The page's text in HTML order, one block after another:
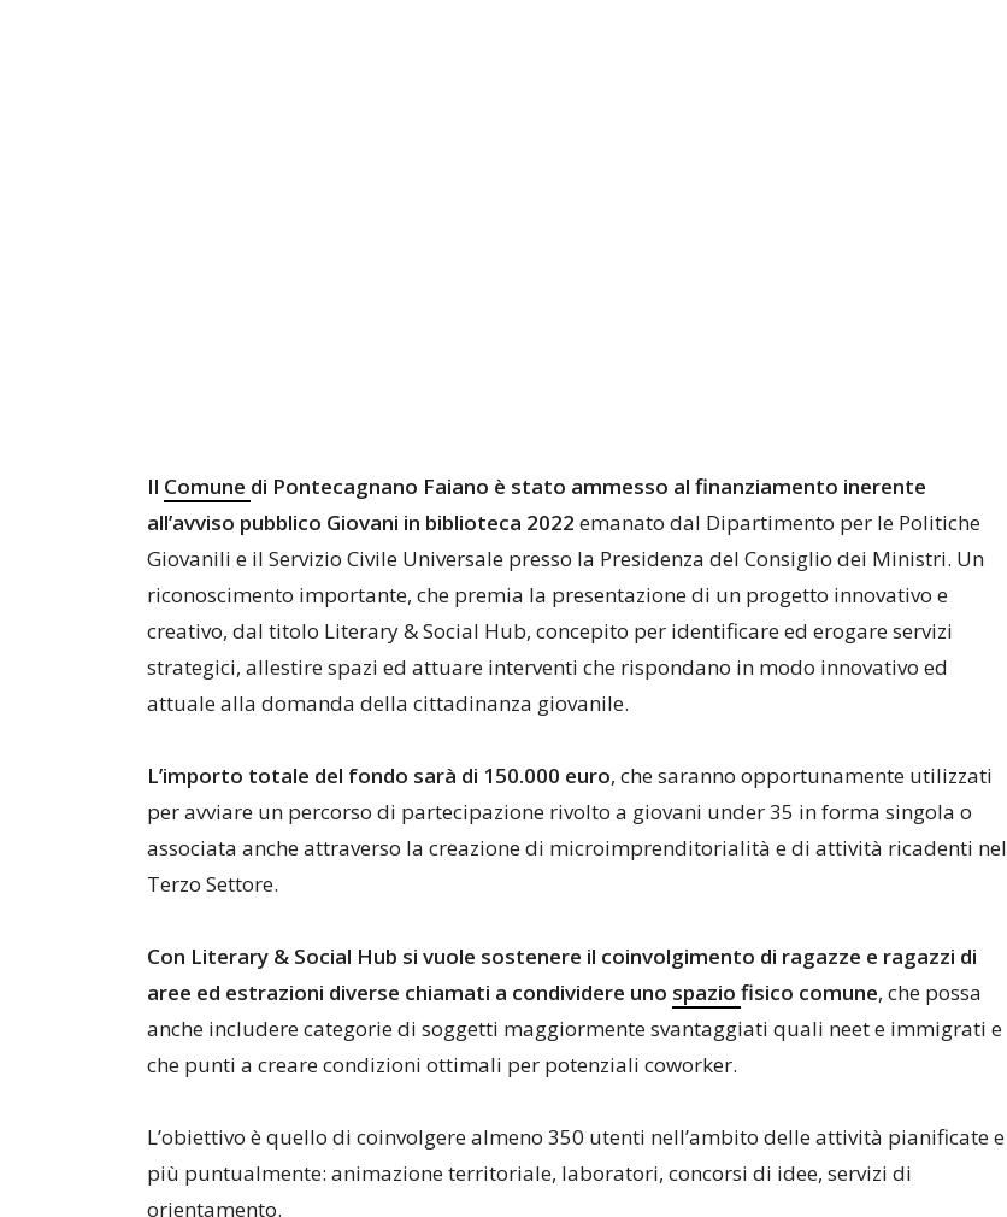
Il Comune di Pontecagnano Faiano è stato ammesso al finanziamento inerente
all’avviso pubblico Giovani in biblioteca 2022 emanato dal Dipartimento per le Politiche
Giovanili e il Servizio Civile Universale presso la Presidenza del Consiglio dei Ministri. Un
riconoscimento importante, che premia la presentazione di un progetto innovativo e
creativo, dal titolo Literary & Social Hub, concepito per identificare ed erogare servizi
strategici, allestire spazi ed attuare interventi che rispondano in modo innovativo ed
attuale alla domanda della cittadinanza giovanile.
L’importo totale del fondo sarà di 150.000 euro, che saranno opportunamente utilizzati
per avviare un percorso di partecipazione rivolto a giovani under 35 in forma singola o
associata anche attraverso la creazione di microimprenditorialità e di attività ricadenti nel
Terzo Settore.
Con Literary & Social Hub si vuole sostenere il coinvolgimento di ragazze e ragazzi di
aree ed estrazioni diverse chiamati a condividere uno spazio fisico comune, che possa
anche includere categorie di soggetti maggiormente svantaggiati quali neet e immigrati e
che punti a creare condizioni ottimali per potenziali coworker.
L’obiettivo è quello di coinvolgere almeno 350 utenti nell’ambito delle attività pianificate e
più puntualmente: animazione territoriale, laboratori, concorsi di idee, servizi di
orientamento.